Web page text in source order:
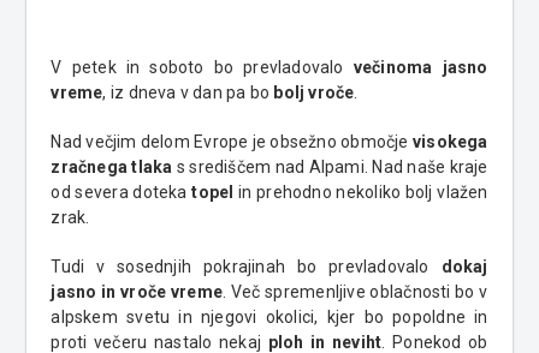
V petek in soboto bo prevladovalo večinoma jasno
vreme, iz dneva v dan pa bo bolj vroče
Nad večjim delom Evrope je obsežno območje visokega
zračnega tlaka s središčem nad Alpami. Nad naše kraje
od severa dotekatopel in prehodno nekoliko bolj vlažen
zrak.
Tudi v sosednjih pokrajinah bo prevladovalo dokaj
jasno in vroče vreme . Več spremenljive oblačnosti bo v
alpskem svetu in njegovi okolici, kjer bo popoldne in
proti večeru nastalo nekaj ploh in neviht . Ponekod ob